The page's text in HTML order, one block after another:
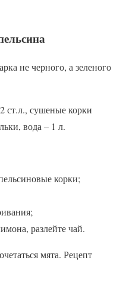
не черного, а зеленого
ст.л., сушеные корки
вода – 1 л.
корки;
разлейте чай.
мята. Рецепт